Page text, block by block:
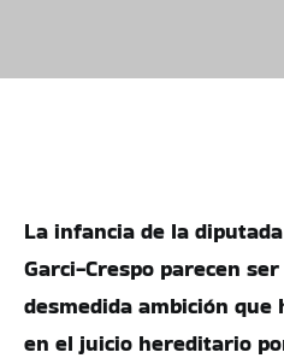
La infancia de la
Garci-Crespo parecen
desmedida ambición
en el juicio hereditario